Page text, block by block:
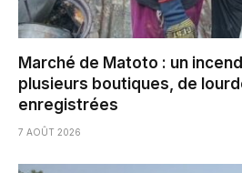
Marché de Matoto : un
plusieurs boutiques, de
enregistrées
7 AOÛT 2026